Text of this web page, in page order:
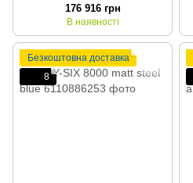
176 916 грн
В наявності
Безкоштовна доставка
8